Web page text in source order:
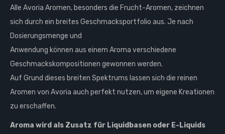
Alle Avoria Aromen, besonders die Frucht-Aromen, zeichnen
sich durch ein breites Geschmacksportfolio aus. Je nach
Dosierungsmenge und
Anwendung können aus einem Aroma verschiedene
Geschmackskompositionen gewonnen werden.
Auf Grund dieses breiten Spektrums lassen sich die reinen
Aromen von Avoria auch perfekt nutzen, um eigene Kreationen
zu erschaffen.
Aroma wird als Zusatz für Liquidbasen oder E-Liquids